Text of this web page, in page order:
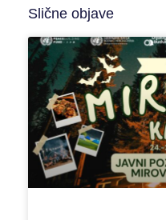
Slične objave